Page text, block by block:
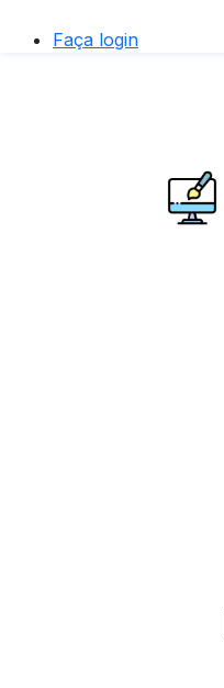
Faça login